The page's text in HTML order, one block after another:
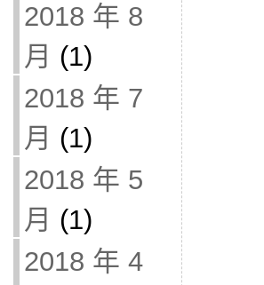
2018 年 8
月 (1)
2018 年 7
月 (1)
2018 年 5
月 (1)
2018 年 4